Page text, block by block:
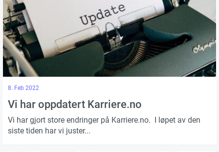
8. Feb 2022
Vi har oppdatert Karriere.no
Vi har gjort store endringer på Karriere.no. I løpet av den
siste tiden har vi juster...